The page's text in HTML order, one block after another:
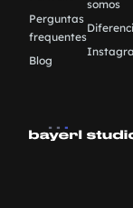
Perguntas
frequentes
Blog
somos